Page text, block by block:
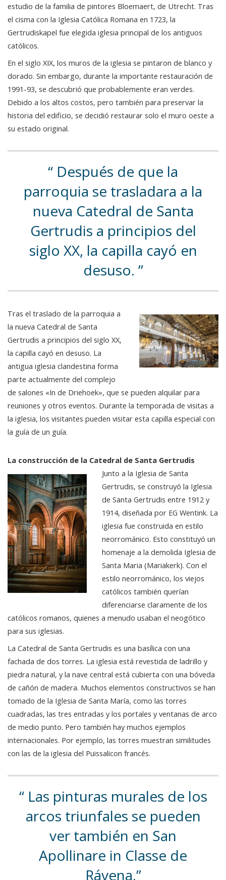
estudio de la familia de pintores Bloemaert, de Utrecht. Tras
el cisma con la Iglesia Católica Romana en 1723, la
Gertrudiskapel fue elegida iglesia principal de los antiguos
católicos.
En el siglo XIX, los muros de la iglesia se pintaron de blanco y
dorado. Sin embargo, durante la importante restauración de
1991-93, se descubrió que probablemente eran verdes.
Debido a los altos costos, pero también para preservar la
historia del edificio, se decidió restaurar solo el muro oeste a
su estado original.
Después de que la
parroquia se trasladara a la
nueva Catedral de Santa
Gertrudis a principios del
siglo XX, la capilla cayó en
desuso.
Tras el traslado de la parroquia a
la nueva Catedral de Santa
Gertrudis a principios del siglo XX,
la capilla cayó en desuso. La
antigua iglesia clandestina forma
parte actualmente del complejo
de salones «In de Driehoek», que se pueden alquilar para
reuniones y otros eventos. Durante la temporada de visitas a
la iglesia, los visitantes pueden visitar esta capilla especial con
la guía de un guía.
La construcción de la Catedral de Santa Gertrudis
Junto a la Iglesia de Santa
Gertrudis, se construyó la Iglesia
de Santa Gertrudis entre 1912 y
1914, diseñada por EG Wentink. La
iglesia fue construida en estilo
neorrománico. Esto constituyó un
homenaje a la demolida Iglesia de
Santa Maria (Mariakerk). Con el
estilo neorrománico, los viejos
católicos también querían
diferenciarse claramente de los
católicos romanos, quienes a menudo usaban el neogótico
para sus iglesias.
La Catedral de Santa Gertrudis es una basílica con una
fachada de dos torres. La iglesia está revestida de ladrillo y
piedra natural, y la nave central está cubierta con una bóveda
de cañón de madera. Muchos elementos constructivos se han
tomado de la Iglesia de Santa María, como las torres
cuadradas, las tres entradas y los portales y ventanas de arco
de medio punto. Pero también hay muchos ejemplos
internacionales. Por ejemplo, las torres muestran similitudes
con las de la iglesia del Puissalicon francés.
Las pinturas murales de los
arcos triunfales se pueden
ver también en San
Apollinare in Classe de
Rávena.